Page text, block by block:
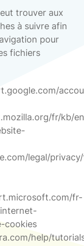
trouver aux
à suivre afin
pour
fichiers
fr/kb/
legal/
fr-
cookies
help/